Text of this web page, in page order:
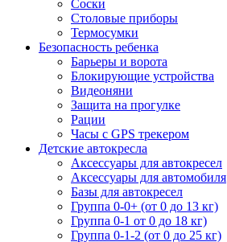
Соски
Столовые приборы
Термосумки
Безопасность ребенка
Барьеры и ворота
Блокирующие устройства
Видеоняни
Защита на прогулке
Рации
Часы с GPS трекером
Детские автокресла
Аксессуары для автокресел
Аксессуары для автомобиля
Базы для автокресел
Группа 0-0+ (от 0 до 13 кг)
Группа 0-1 от 0 до 18 кг)
Группа 0-1-2 (от 0 до 25 кг)